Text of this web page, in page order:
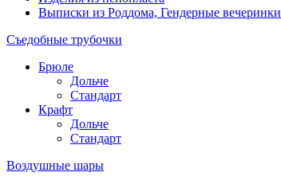
Выписки из Роддома, Гендерные вечеринки
Съедобные трубочки
Брюле
Дольче
Стандарт
Крафт
Дольче
Стандарт
Воздушные шары